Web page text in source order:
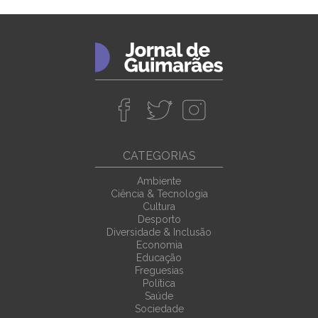
CATEGORIAS
Ambiente
Ciência & Tecnologia
Cultura
Desporto
Diversidade & Inclusão
Economia
Educação
Freguesias
Política
Saúde
Sociedade